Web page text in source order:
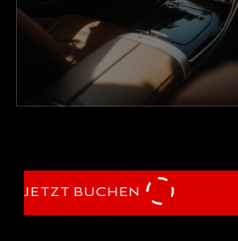
JETZT BUCHEN